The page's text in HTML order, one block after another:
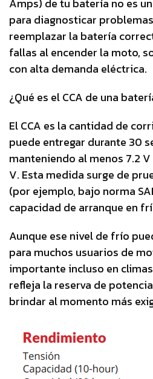
Amps) de tu batería no es
para diagnosticar
reemplazar la batería
fallas al encender la moto,
con alta demanda eléctrica.
¿Qué es el CCA de una
El CCA es la cantidad de
puede entregar durante 30
manteniendo al menos 7.2
V. Esta medida surge de
(por ejemplo, bajo norma
capacidad de arranque en
Aunque ese nivel de frío
para muchos usuarios de
importante incluso en
refleja la reserva de
brindar al momento más